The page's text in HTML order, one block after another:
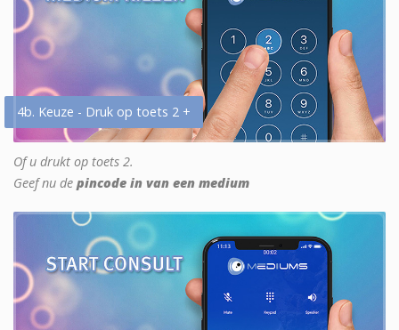
4b. Keuze - Druk op toets 2 +
Of u drukt op toets 2.
Geef nu de pincode in van een medium